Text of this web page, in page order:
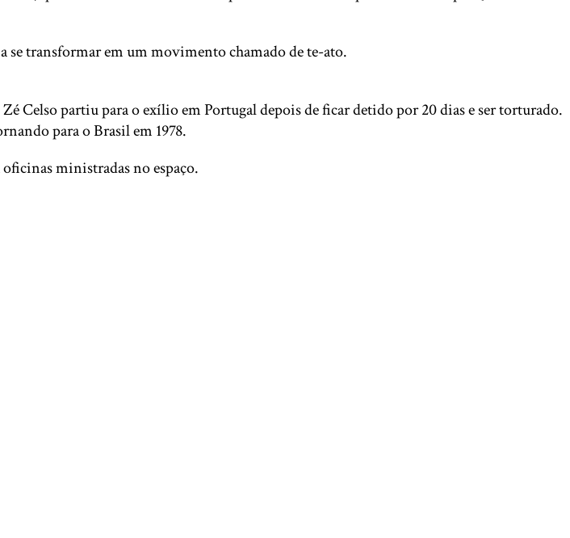
se transformar em um movimento chamado de te-ato.
Celso partiu para o exílio em Portugal depois de ficar detido por 20 dias e ser torturado.
para o Brasil em 1978.
oficinas ministradas no espaço.